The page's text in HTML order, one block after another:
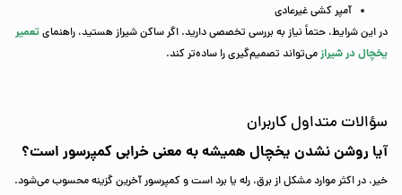
آمپر کشی غیرعادی
در این شرایط، حتماً نیاز به بررسی تخصصی دارید. اگر ساکن شیراز هستید، راهنمایتعمیر
یخچال در شیرازمی‌تواند تصمیم‌گیری را ساده‌تر کند.
سؤالات متداول کاربران
آیا روشن نشدن یخچال همیشه به معنی خرابی کمپرسور است؟
خیر، در اکثر موارد مشکل از برق، رله یا برد است و کمپرسور آخرین گزینه محسوب می‌شود.